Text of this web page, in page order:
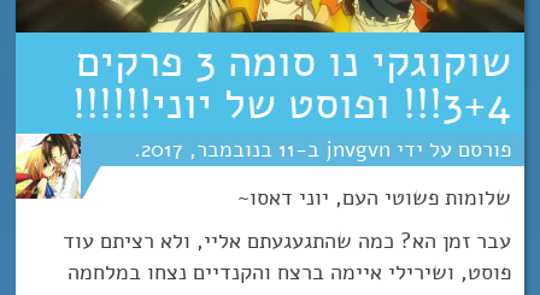
שוקוגקי נו סומה 3 פרקים
3+4!!! ופוסט של יוני!!!!!!
jnvgvn
11 נובמבר 2017
שלומות פשוטי העם, יוני דאסו~
עבר זמן הא? כמה שהתגעגעתם אליי, ולא רציתם עוד
פוסט, ושירילי איימה ברצח והקנדיים נצחו במלחמה